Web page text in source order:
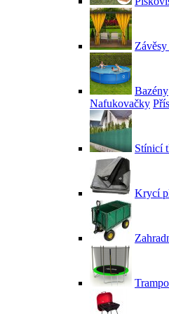
Bazény
Nafukovačky
Stínicí
Krycí